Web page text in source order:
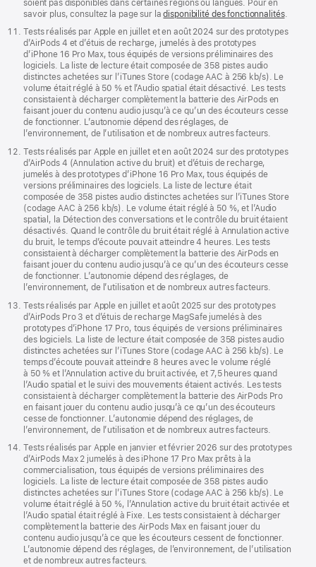
soient pas disponibles dans certaines régions ou langues. Pour en
savoir plus, consultez la page sur ladisponibilité des fonctionnalités.
Tests réalisés par Apple en juillet et en août 2024 sur des prototypes
d’AirPods 4 et d’étuis de recharge, jumelés à des prototypes
d’iPhone 16 Pro Max, tous équipés de versions préliminaires des
logiciels. La liste de lecture était composée de 358 pistes audio
distinctes achetées sur l’iTunes Store (codage AAC à 256 kb/s). Le
volume était réglé à 50 % et l’Audio spatial était désactivé. Les tests
consistaient à décharger complètement la batterie des AirPods en
faisant jouer du contenu audio jusqu’à ce qu’un des écouteurs cesse
de fonctionner. L’autonomie dépend des réglages, de
l’environnement, de l’utilisation et de nombreux autres facteurs.
Tests réalisés par Apple en juillet et en août 2024 sur des prototypes
d’AirPods 4 (Annulation active du bruit) et d’étuis de recharge,
jumelés à des prototypes d’iPhone 16 Pro Max, tous équipés de
versions préliminaires des logiciels. La liste de lecture était
composée de 358 pistes audio distinctes achetées sur l’iTunes Store
(codage AAC à 256 kb/s). Le volume était réglé à 50 %, et l’Audio
spatial, la Détection des conversations et le contrôle du bruit étaient
désactivés. Quand le contrôle du bruit était réglé à Annulation active
du bruit, le temps d’écoute pouvait atteindre 4 heures. Les tests
consistaient à décharger complètement la batterie des AirPods en
faisant jouer du contenu audio jusqu’à ce qu’un des écouteurs cesse
de fonctionner. L’autonomie dépend des réglages, de
l’environnement, de l’utilisation et de nombreux autres facteurs.
Tests réalisés par Apple en juillet et août 2025 sur des prototypes
d’AirPods Pro 3 et d’étuis de recharge MagSafe jumelés à des
prototypes d’iPhone 17 Pro, tous équipés de versions préliminaires
des logiciels. La liste de lecture était composée de 358 pistes audio
distinctes achetées sur l’iTunes Store (codage AAC à 256 kb/s). Le
temps d’écoute pouvait atteindre 8 heures avec le volume réglé
à 50 % et l’Annulation active du bruit activée, et 7,5 heures quand
l’Audio spatial et le suivi des mouvements étaient activés. Les tests
consistaient à décharger complètement la batterie des AirPods Pro
en faisant jouer du contenu audio jusqu’à ce qu’un des écouteurs
cesse de fonctionner. L’autonomie dépend des réglages, de
l’environnement, de l’utilisation et de nombreux autres facteurs.
Tests réalisés par Apple en janvier et février 2026 sur des prototypes
d’AirPods Max 2 jumelés à des iPhone 17 Pro Max prêts à la
commercialisation, tous équipés de versions préliminaires des
logiciels. La liste de lecture était composée de 358 pistes audio
distinctes achetées sur l’iTunes Store (codage AAC à 256 kb/s). Le
volume était réglé à 50 %, l’Annulation active du bruit était activée et
l’Audio spatial était réglé à Fixe. Les tests consistaient à décharger
complètement la batterie des AirPods Max en faisant jouer du
contenu audio jusqu’à ce que les écouteurs cessent de fonctionner.
L’autonomie dépend des réglages, de l’environnement, de l’utilisation
et de nombreux autres facteurs.